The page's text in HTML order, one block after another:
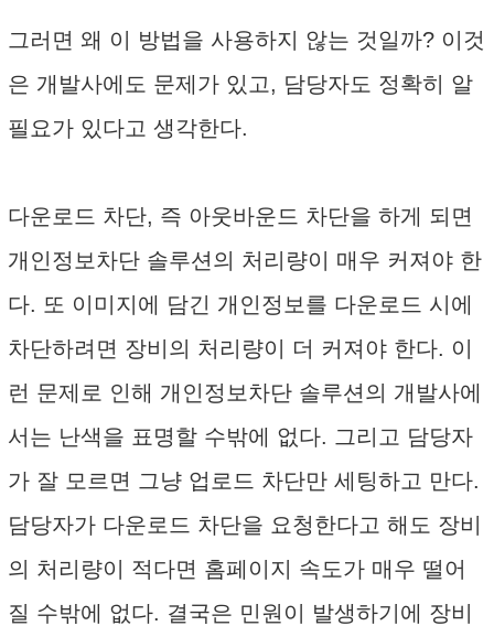
그러면 왜 이 방법을 사용하지 않는 것일까? 이것
은 개발사에도 문제가 있고, 담당자도 정확히 알
필요가 있다고 생각한다.
다운로드 차단, 즉 아웃바운드 차단을 하게 되면
개인정보차단 솔루션의 처리량이 매우 커져야 한
다. 또 이미지에 담긴 개인정보를 다운로드 시에
차단하려면 장비의 처리량이 더 커져야 한다. 이
런 문제로 인해 개인정보차단 솔루션의 개발사에
서는 난색을 표명할 수밖에 없다. 그리고 담당자
가 잘 모르면 그냥 업로드 차단만 세팅하고 만다.
담당자가 다운로드 차단을 요청한다고 해도 장비
의 처리량이 적다면 홈페이지 속도가 매우 떨어
질 수밖에 없다. 결국은 민원이 발생하기에 장비